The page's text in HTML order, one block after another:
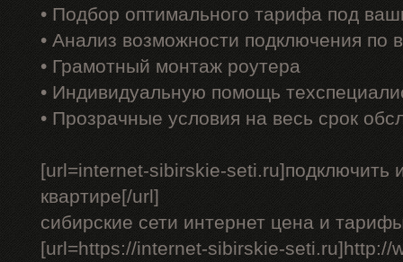
• Подбор оптимального тарифа под
• Анализ возможности подключения по
• Грамотный монтаж роутера
• Индивидуальную помощь
• Прозрачные условия на весь срок
[url=internet-sibirskie-seti.ru]подключить
квартире[/url]
сибирские сети интернет цена и
[url=https://internet-sibirskie-seti.ru]http://